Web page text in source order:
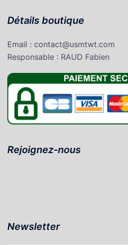
Détails boutique
Email : contact@usmtwt.com
Responsable : RAUD Fabien
Rejoignez-nous
Newsletter